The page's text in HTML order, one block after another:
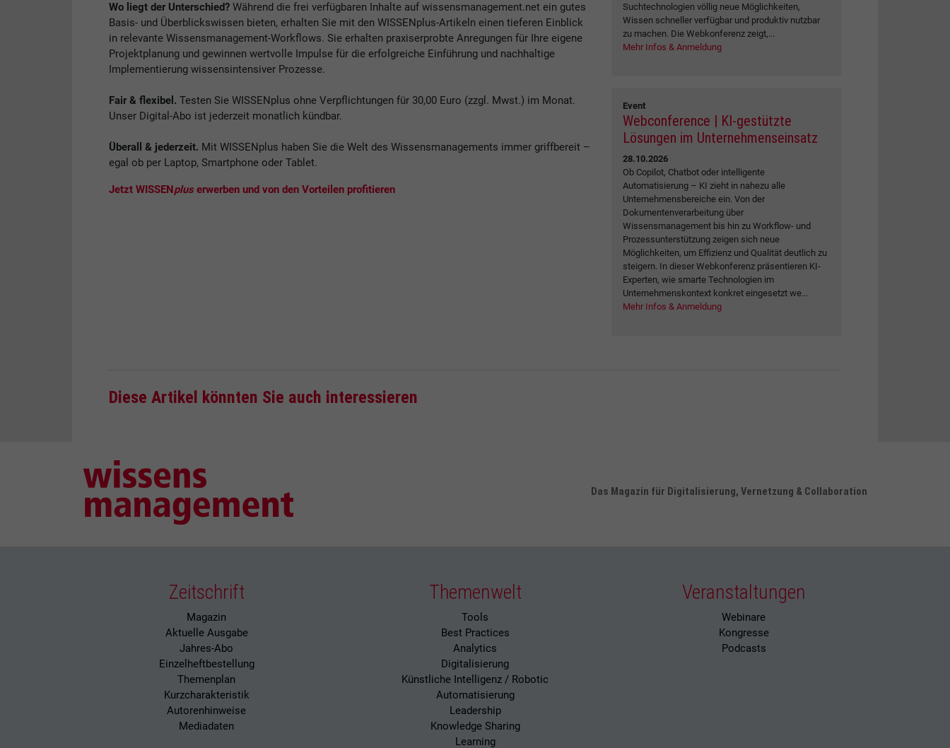
Wo liegt der Unterschied?Während die frei verfügbaren Inhalte auf wissensmanagement.net ein gutes
Basis- und Überblickswissen bieten, erhalten Sie mit den WISSENplus-Artikeln einen tieferen Einblick
in relevante Wissensmanagement-Workflows. Sie erhalten praxiserprobte Anregungen für Ihre eigene
Projektplanung und gewinnen wertvolle Impulse für die erfolgreiche Einführung und nachhaltige
Implementierung wissensintensiver Prozesse.
Fair & flexibel. Testen Sie WISSENplus ohne Verpflichtungen für 30,00 Euro (zzgl. Mwst.) im Monat.
Unser Digital-Abo ist jederzeit monatlich kündbar.
Überall & jederzeit. Mit WISSENplus haben Sie die Welt des Wissensmanagements immer griffbereit –
egal ob per Laptop, Smartphone oder Tablet.
Jetzt WISSEN pluserwerben und von den Vorteilen profitieren
Suchtechnologien völlig neue Möglichkeiten,
Wissen schneller verfügbar und produktiv nutzbar
zu machen. Die Webkonferenz zeigt,...
Mehr Infos & Anmeldung
Event
Webconference | KI-gestützte
Lösungen im Unternehmenseinsatz
28.10.2026
Ob Copilot, Chatbot oder intelligente
Automatisierung – KI zieht in nahezu alle
Unternehmensbereiche ein. Von der
Dokumentenverarbeitung über
Wissensmanagement bis hin zu Workflow- und
Prozessunterstützung zeigen sich neue
Möglichkeiten, um Effizienz und Qualität deutlich zu
steigern. In dieser Webkonferenz präsentieren KI-
Experten, wie smarte Technologien im
Unternehmenskontext konkret eingesetzt we...
Mehr Infos & Anmeldung
Diese Artikel könnten Sie auch interessieren
Das Magazin für Digitalisierung, Vernetzung & Collaboration
Zeitschrift
Magazin
Aktuelle Ausgabe
Jahres-Abo
Einzelheftbestellung
Themenplan
Kurzcharakteristik
Autorenhinweise
Mediadaten
Themenwelt
Tools
Best Practices
Analytics
Digitalisierung
Künstliche Intelligenz / Robotic
Automatisierung
Leadership
Knowledge Sharing
Learning
Veranstaltungen
Webinare
Kongresse
Podcasts